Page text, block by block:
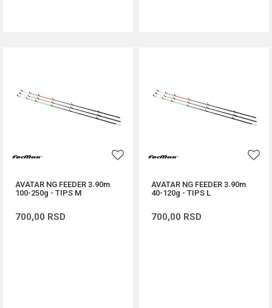
AVATAR NG FEEDER 3.90m
100-250g - TIPS M
700,00 RSD
AVATAR NG FEEDER 3.90m
40-120g - TIPS L
700,00 RSD